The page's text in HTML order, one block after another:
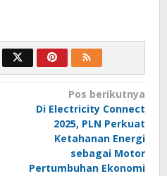
Pos berikutnya
Di Electricity Connect
2025, PLN Perkuat
Ketahanan Energi
sebagai Motor
Pertumbuhan Ekonomi